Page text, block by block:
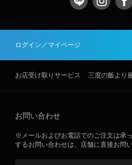
ログイン／マイページ
お店受け取りサービス 三度の飯より
お問い合わせ
※メールおよびお電話でのご注文は承
するお問い合わせは、店舗に直接お問